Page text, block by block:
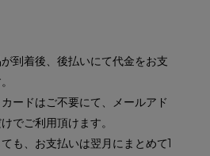
到着後、後払いにて代金をお支
ードはご不要にて、メールアド
でご利用頂けます。
も、お支払いは翌月にまとめて1